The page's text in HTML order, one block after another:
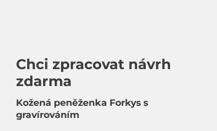
Chci zpracovat návrh
zdarma
Kožená peněženka Forkys s
gravírováním